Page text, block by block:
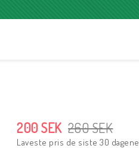
260 SEK
200 SEK
Laveste pris de siste 30 dagene